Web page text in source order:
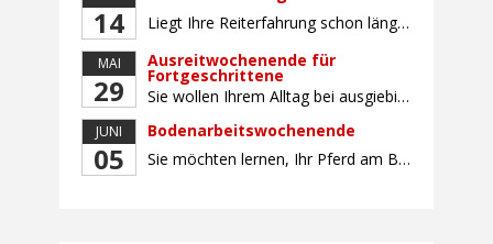
14
Liegt Ihre Reiterfahrung schon länger zurück oder fühlen Sie sich noch nicht richtig fit? Oder sind Sie bereits ein sicherer Reiter und freuen sich auf weiterführenden Unterricht? Training für Reiter:innen mit unterschiedlicher Reiterfahrung, auf die Wünsche und Kenntnisse des Einzelnen abgestimmt. Ein abwechslungsreiches Programm mit individuellem Reitunterricht mit unterschiedlichen Schwerpunkten und für Fortgeschrittene auch mit […]
MAI
29
Ausreitwochenende für
Fortgeschrittene
Sie wollen Ihrem Alltag bei ausgiebigen Ritten durch unser wunderschönes Gelände entfliehen? Dann ist das Ausreitwochenende genau das Richtige. Geübte und sichere Reiter und Reiterinnen genießen die herrliche Natur unter erfahrener Rittführung. Teilnahme mit Leih- oder eigenem Pferd möglich. Mindestteilnehmerzahl: 5 Personen
JUNI
05
Bodenarbeitswochenende
Sie möchten lernen, Ihr Pferd am Boden gezielt zu gymnastizieren und durch feine Kommunikation zu führen? Dieser Kurs vermittelt, wie gezieltes und korrektes Longieren zur gymnastizierenden Arbeit mit dem Pferd beitragen. Wir arbeiten mit Hilfe eines Kappzaums – ohne Ausbinder oder andere Hilfszügel. Im Mittelpunkt stehen feine Kommunikation, klare Körpersprache und präzise Hilfengebung mit dem […]